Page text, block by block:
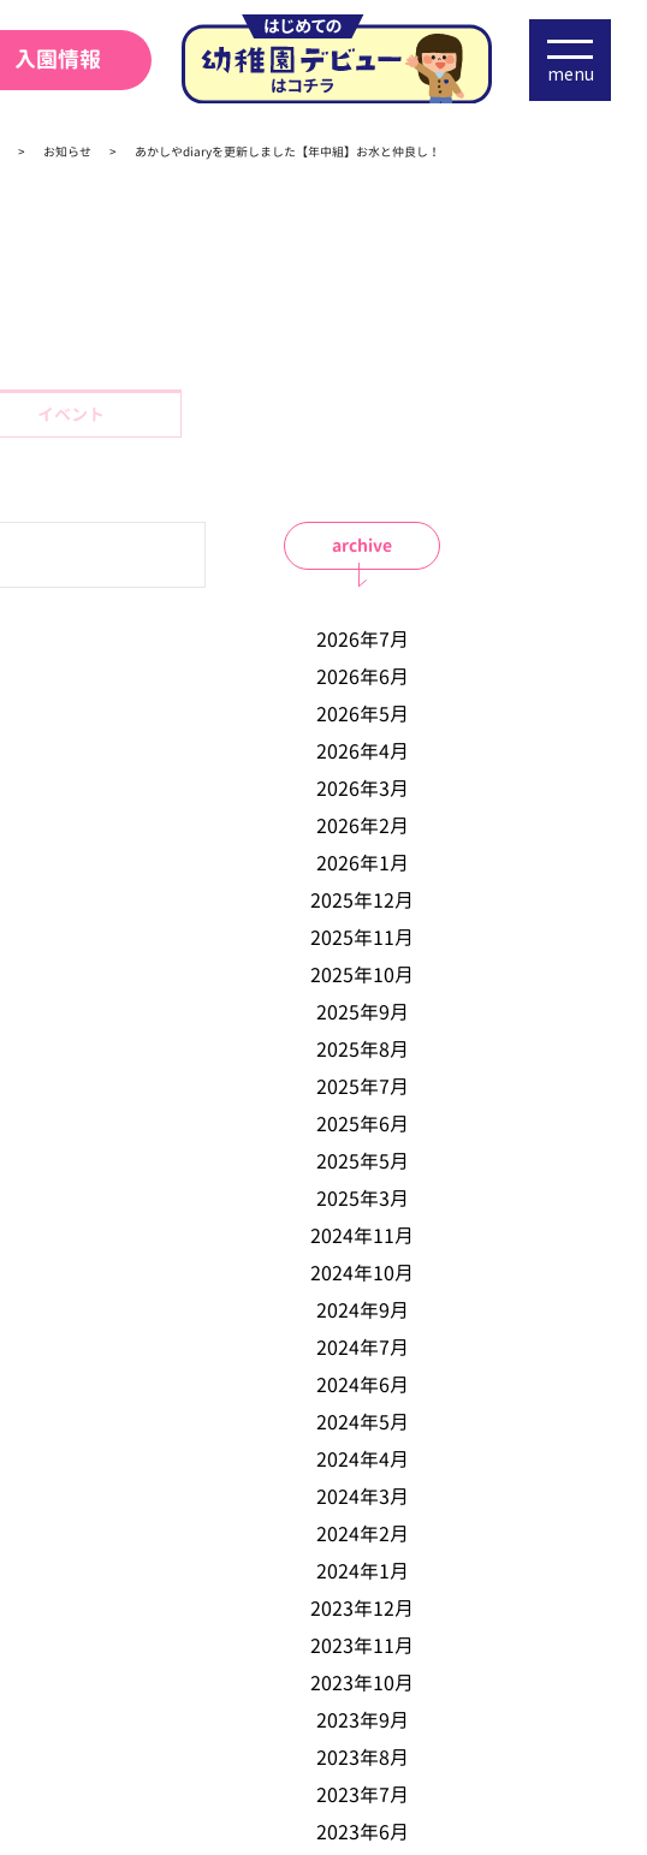
入園情報 menu
お知らせ あかしやdiaryを更新しました【年中組】お水と仲良し！
イベント
archive
2026年7月
2026年6月
2026年5月
2026年4月
2026年3月
2026年2月
2026年1月
2025年12月
2025年11月
2025年10月
2025年9月
2025年8月
2025年7月
2025年6月
2025年5月
2025年3月
2024年11月
2024年10月
2024年9月
2024年7月
2024年6月
2024年5月
2024年4月
2024年3月
2024年2月
2024年1月
2023年12月
2023年11月
2023年10月
2023年9月
2023年8月
2023年7月
2023年6月